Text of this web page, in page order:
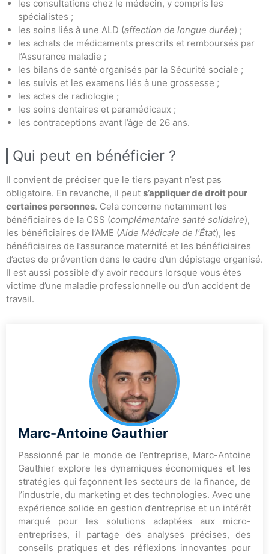
les consultations chez le médecin, y compris les
spécialistes ;
les soins liés à une ALD (affection de longue durée) ;
les achats de médicaments prescrits et remboursés par
l’Assurance maladie ;
les bilans de santé organisés par la Sécurité sociale ;
les suivis et les examens liés à une grossesse ;
les actes de radiologie ;
les soins dentaires et paramédicaux ;
les contraceptions avant l’âge de 26 ans.
Qui peut en bénéficier ?
Il convient de préciser que le tiers payant n’est pas
obligatoire. En revanche, il peut s’appliquer de droit pour
certaines personnes. Cela concerne notamment les
bénéficiaires de la CSS (complémentaire santé solidaire),
les bénéficiaires de l’AME (Aide Médicale de l’État), les
bénéficiaires de l’assurance maternité et les bénéficiaires
d’actes de prévention dans le cadre d’un dépistage organisé.
Il est aussi possible d’y avoir recours lorsque vous êtes
victime d’une maladie professionnelle ou d’un accident de
travail.
Marc-Antoine Gauthier
Passionné par le monde de l’entreprise, Marc-Antoine
Gauthier explore les dynamiques économiques et les
stratégies qui façonnent les secteurs de la finance, de
l’industrie, du marketing et des technologies. Avec une
expérience solide en gestion d’entreprise et un intérêt
marqué pour les solutions adaptées aux micro-
entreprises, il partage des analyses précises, des
conseils pratiques et des réflexions innovantes pour